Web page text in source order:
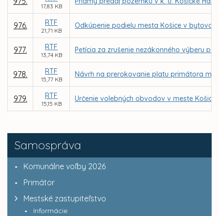
Samospráva
Komunálne voľby 2026
Primátor
Mestské zastupiteľstvo
Informácie
17,83 KB
976. RTF
21,71 KB
Odkúpenie podielu mesta Košice v
977. RTF
13,74 KB
Petícia za zrušenie nezákonného výberu
978. RTF
15,77 KB
Návrh na prerokovanie platu primátora
979. RTF
15,15 KB
Určenie volebných obvodov v meste